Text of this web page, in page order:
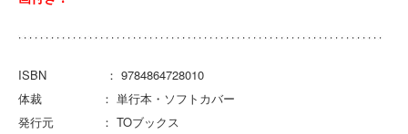
ISBN ： 9784864728010
体裁 ： 単行本・ソフトカバー
発行元 ： TOブックス